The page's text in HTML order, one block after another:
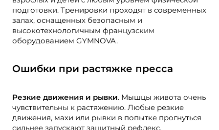
подготовки. Тренировки проходят в современных
залах, оснащенных безопасным и
высокотехнологичным французским
оборудованием GYMNOVA.
Ошибки при растяжке пресса
Резкие движения и рывки. Мышцы живота очень
чувствительны к растяжению. Любые резкие
движения, махи или рывки в попытке прогнуться
сильнее запускают защитный рефлекс,